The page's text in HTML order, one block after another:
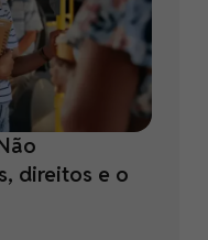
direitos e o